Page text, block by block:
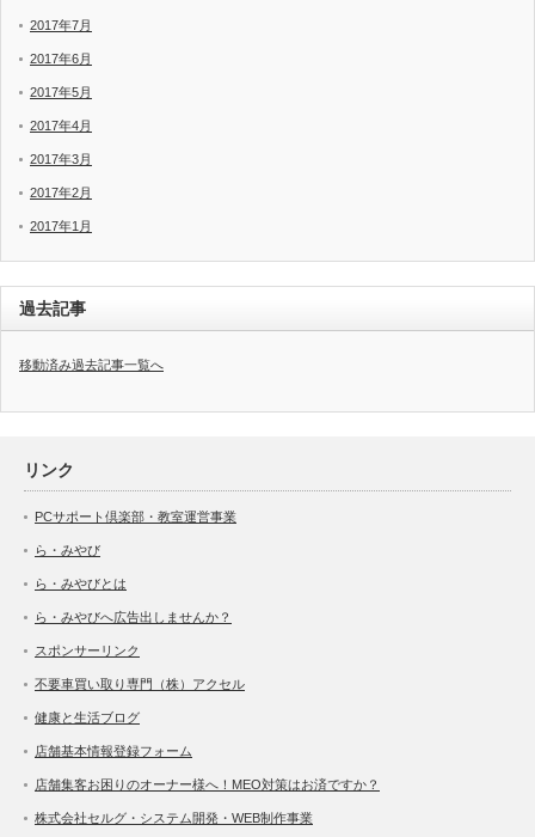
2017年7月
2017年6月
2017年5月
2017年4月
2017年3月
2017年2月
2017年1月
過去記事
移動済み過去記事一覧へ
リンク
PCサポート倶楽部・教室運営事業
ら・みやび
ら・みやびとは
ら・みやびへ広告出しませんか？
スポンサーリンク
不要車買い取り専門（株）アクセル
健康と生活ブログ
店舗基本情報登録フォーム
店舗集客お困りのオーナー様へ！MEO対策はお済ですか？
株式会社セルグ・システム開発・WEB制作事業